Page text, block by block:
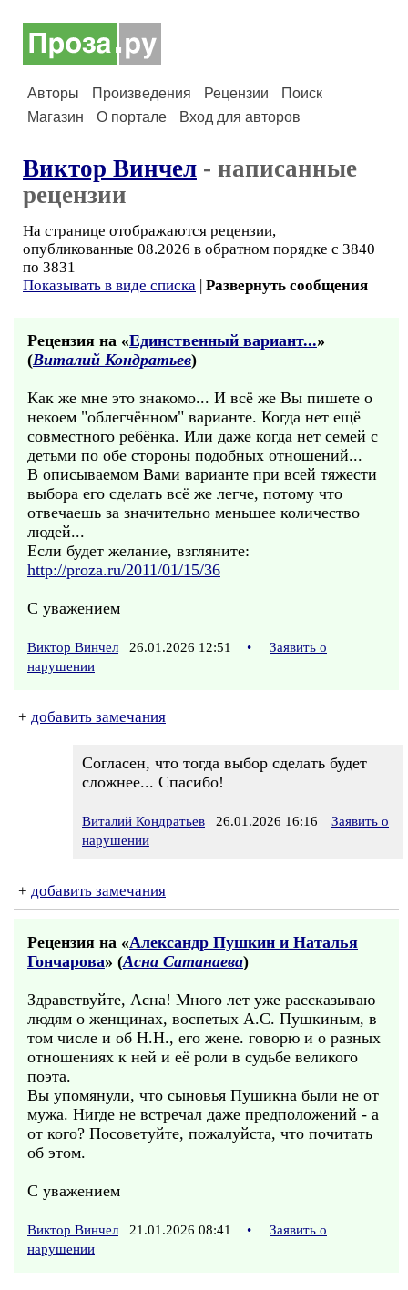
Авторы Произведения Рецензии
Поиск
Магазин
О портале Вход для авторов
Виктор Винчел - написанные
рецензии
На странице отображаются рецензии,
опубликованные 08.2026 в обратном порядке с 3840
по 3831
Показывать в виде списка | Развернуть сообщения
Рецензия на «Единственный вариант...»
(Виталий Кондратьев)
Как же мне это знакомо... И всё же Вы пишете о
некоем "облегчённом" варианте. Когда нет ещё
совместного ребёнка. Или даже когда нет семей с
детьми по обе стороны подобных отношений...
В описываемом Вами варианте при всей тяжести
выбора его сделать всё же легче, потому что
отвечаешь за значительно меньшее количество
людей...
Если будет желание, взгляните:
http://proza.ru/2011/01/15/36
С уважением
Виктор Винчел 26.01.2026 12:51 •
Заявить о
нарушении
+ добавить замечания
Согласен, что тогда выбор сделать будет
сложнее... Спасибо!
Виталий Кондратьев 26.01.2026 16:16
Заявить о
нарушении
+ добавить замечания
Рецензия на «Александр Пушкин и Наталья
Гончарова» (Асна Сатанаева)
Здравствуйте, Асна! Много лет уже рассказываю
людям о женщинах, воспетых А.С. Пушкиным, в
том числе и об Н.Н., его жене. говорю и о разных
отношениях к ней и её роли в судьбе великого
поэта.
Вы упомянули, что сыновья Пушикна были не от
мужа. Нигде не встречал даже предположений - а
от кого? Посоветуйте, пожалуйста, что почитать
об этом.
С уважением
Виктор Винчел 21.01.2026 08:41 •
Заявить о
нарушении